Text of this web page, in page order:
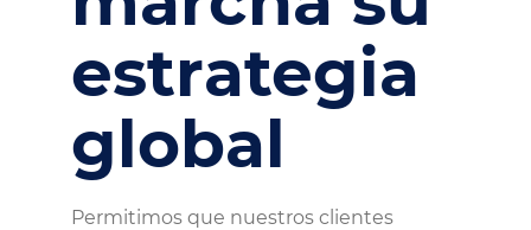
estrategia
global
Permitimos que nuestros clientes